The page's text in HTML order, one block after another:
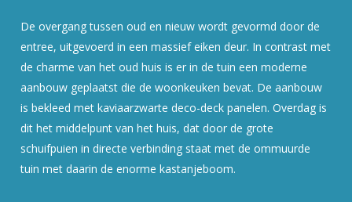
De overgang tussen oud en nieuw wordt gevormd door de
entree, uitgevoerd in een massief eiken deur. In contrast met
de charme van het oud huis is er in de tuin een moderne
aanbouw geplaatst die de woonkeuken bevat. De aanbouw
is bekleed met kaviaarzwarte deco-deck panelen. Overdag is
dit het middelpunt van het huis, dat door de grote
schuifpuien in directe verbinding staat met de ommuurde
tuin met daarin de enorme kastanjeboom.